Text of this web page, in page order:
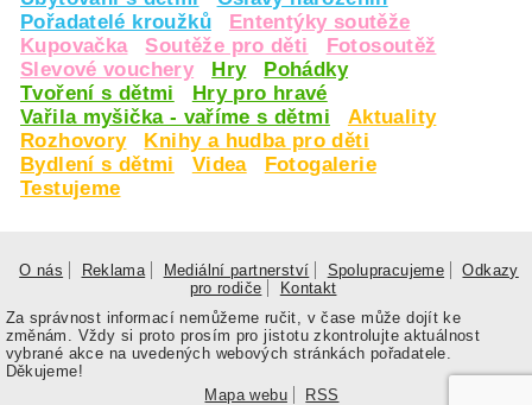
Pořadatelé kroužků
Ententýky soutěže
Kupovačka
Soutěže pro děti
Fotosoutěž
Slevové vouchery
Hry
Pohádky
Tvoření s dětmi
Hry pro hravé
Vařila myšička - vaříme s dětmi
Aktuality
Rozhovory
Knihy a hudba pro děti
Bydlení s dětmi
Videa
Fotogalerie
Testujeme
O nás Reklama Mediální partnerství Spolupracujeme
Odkazy
pro rodiče
Kontakt
Za správnost informací nemůžeme ručit, v čase může dojít ke
změnám. Vždy si proto prosím pro jistotu zkontrolujte aktuálnost
vybrané akce na uvedených webových stránkách pořadatele.
Děkujeme!
Mapa webu
RSS